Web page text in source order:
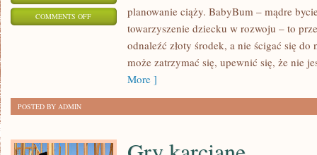
COMMENTS OFFON
planowanie ciąży. BabyBum – mądre
towarzyszenie dziecku w rozwoju – to
odnaleźć złoty środek, a nie ścigać się do
może zatrzymać się, upewnić się, że nie
More ]
POSTED BY ADMIN